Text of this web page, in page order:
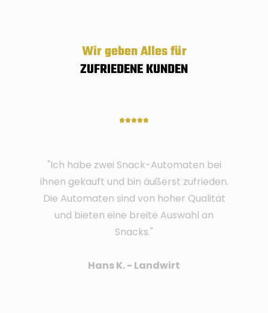
Wir geben Alles für
ZUFRIEDENE KUNDEN
*****
"Ich habe zwei Snack-Automaten bei
ihnen gekauft und bin äußerst zufrieden.
Die Automaten sind von hoher Qualität
und bieten eine breite Auswahl an
Snacks."
Hans K. - Landwirt